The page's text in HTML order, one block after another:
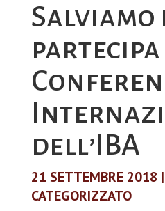
Salviamo
partecipa
dell’IBA
21 SETTEMBRE 2018 |
CATEGORIZZATO